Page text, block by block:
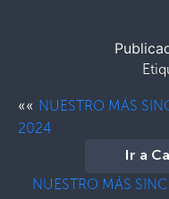
«« NUESTRO MÁS
2024
Ir a
NUESTRO MÁS